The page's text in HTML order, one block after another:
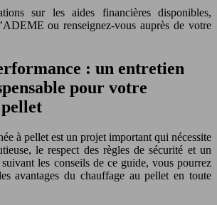
sur les aides financières disponibles,
ou renseignez-vous auprès de votre
: un entretien
pour votre
à pellet est un projet important qui nécessite
le respect des règles de sécurité et un
les conseils de ce guide, vous pourrez
avantages du chauffage au pellet en toute